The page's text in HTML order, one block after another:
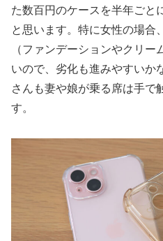
た数百円のケースを半年ごと
と思います。特に女性の場合
（ファンデーションやクリ
いので、劣化も進みやすいか
さんも妻や娘が乗る席は手で
す。